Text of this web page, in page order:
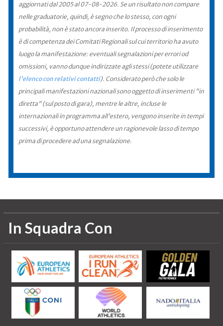
aggiornati dal 2005 al 07-08-2026. Se un risultato non compare
nelle graduatorie, quindi, è segno che lo stesso, con ogni
probabilità, non è stato ancora inserito. Il processo di inserimento
è di competenza dei Comitati Regionali sul cui territorio ha avuto
luogo la manifestazione: eventuali segnalazioni per errori od
omissioni, vanno dunque indirizzate agli stessi (potete utilizzare
l'elenco con relativi contatti). Considerato però che solo le
principali manifestazioni nazionali sono oggetto di inserimenti "in
diretta" (sul posto di gara), mentre le altre, incluse le
internazionali in programma all'estero, vengono inserite in tempi
successivi, è opportuno attendere un ragionevole lasso di tempo
prima di procedere ad una segnalazione.
In Squadra Con